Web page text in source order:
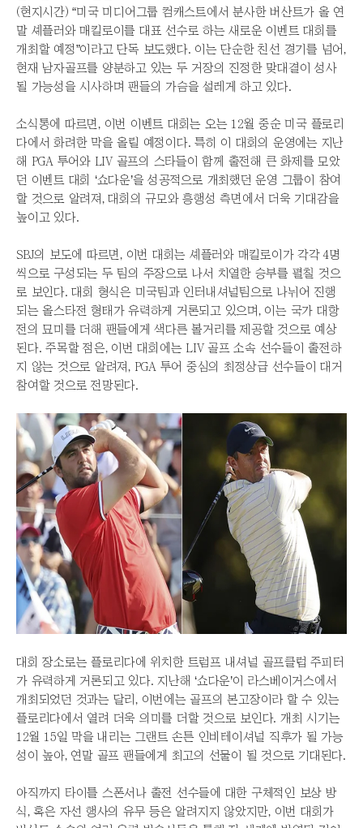
(현지시간) “미국 미디어그룹 컴캐스트에서 분사한 버산트가 올 연
말 셰플러와 매킬로이를 대표 선수로 하는 새로운 이벤트 대회를
개최할 예정”이라고 단독 보도했다. 이는 단순한 친선 경기를 넘어,
현재 남자골프를 양분하고 있는 두 거장의 진정한 맞대결이 성사
될 가능성을 시사하며 팬들의 가슴을 설레게 하고 있다.
소식통에 따르면, 이번 이벤트 대회는 오는 12월 중순 미국 플로리
다에서 화려한 막을 올릴 예정이다. 특히 이 대회의 운영에는 지난
해 PGA 투어와 LIV 골프의 스타들이 함께 출전해 큰 화제를 모았
던 이벤트 대회 ‘쇼다운’을 성공적으로 개최했던 운영 그룹이 참여
할 것으로 알려져, 대회의 규모와 흥행성 측면에서 더욱 기대감을
높이고 있다.
SBJ의 보도에 따르면, 이번 대회는 셰플러와 매킬로이가 각각 4명
씩으로 구성되는 두 팀의 주장으로 나서 치열한 승부를 펼칠 것으
로 보인다. 대회 형식은 미국팀과 인터내셔널팀으로 나뉘어 진행
되는 올스타전 형태가 유력하게 거론되고 있으며, 이는 국가 대항
전의 묘미를 더해 팬들에게 색다른 볼거리를 제공할 것으로 예상
된다. 주목할 점은, 이번 대회에는 LIV 골프 소속 선수들이 출전하
지 않는 것으로 알려져, PGA 투어 중심의 최정상급 선수들이 대거
참여할 것으로 전망된다.
대회 장소로는 플로리다에 위치한 트럼프 내셔널 골프클럽 주피터
가 유력하게 거론되고 있다. 지난해 ‘쇼다운’이 라스베이거스에서
개최되었던 것과는 달리, 이번에는 골프의 본고장이라 할 수 있는
플로리다에서 열려 더욱 의미를 더할 것으로 보인다. 개최 시기는
12월 15일 막을 내리는 그랜트 손튼 인비테이셔널 직후가 될 가능
성이 높아, 연말 골프 팬들에게 최고의 선물이 될 것으로 기대된다.
아직까지 타이틀 스폰서나 출전 선수들에 대한 구체적인 보상 방
식, 혹은 자선 행사의 유무 등은 알려지지 않았지만, 이번 대회가